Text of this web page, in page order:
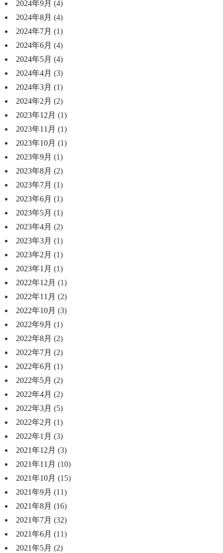
2024年9月 (4)
2024年8月 (4)
2024年7月 (1)
2024年6月 (4)
2024年5月 (4)
2024年4月 (3)
2024年3月 (1)
2024年2月 (2)
2023年12月 (1)
2023年11月 (1)
2023年10月 (1)
2023年9月 (1)
2023年8月 (2)
2023年7月 (1)
2023年6月 (1)
2023年5月 (1)
2023年4月 (2)
2023年3月 (1)
2023年2月 (1)
2023年1月 (1)
2022年12月 (1)
2022年11月 (2)
2022年10月 (3)
2022年9月 (1)
2022年8月 (2)
2022年7月 (2)
2022年6月 (1)
2022年5月 (2)
2022年4月 (2)
2022年3月 (5)
2022年2月 (1)
2022年1月 (3)
2021年12月 (3)
2021年11月 (10)
2021年10月 (15)
2021年9月 (11)
2021年8月 (16)
2021年7月 (32)
2021年6月 (11)
2021年5月 (2)